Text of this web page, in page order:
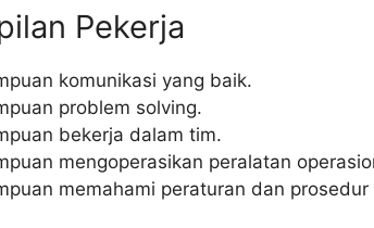
Pekerja
komunikasi yang baik.
problem solving.
bekerja dalam tim.
mengoperasikan peralatan
memahami peraturan dan